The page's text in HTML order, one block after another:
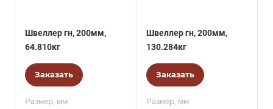
Швеллер гн, 200мм,
64.810кг
Заказать
Размер, мм
Швеллер гн, 200мм,
130.284кг
Заказать
Размер, мм